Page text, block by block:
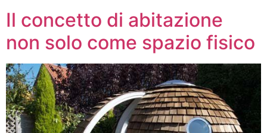
Il concetto di abitazione
non solo come spazio fisico